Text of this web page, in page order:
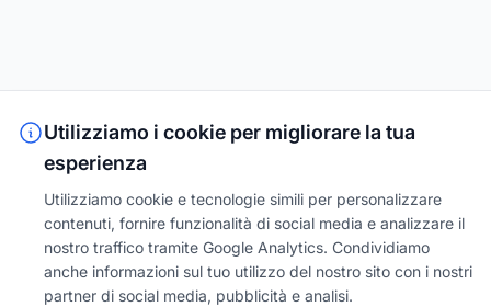
Utilizziamo i cookie per migliorare la tua
esperienza
Utilizziamo cookie e tecnologie simili per personalizzare
contenuti, fornire funzionalità di social media e analizzare il
nostro traffico tramite Google Analytics. Condividiamo
anche informazioni sul tuo utilizzo del nostro sito con i nostri
partner di social media, pubblicità e analisi.